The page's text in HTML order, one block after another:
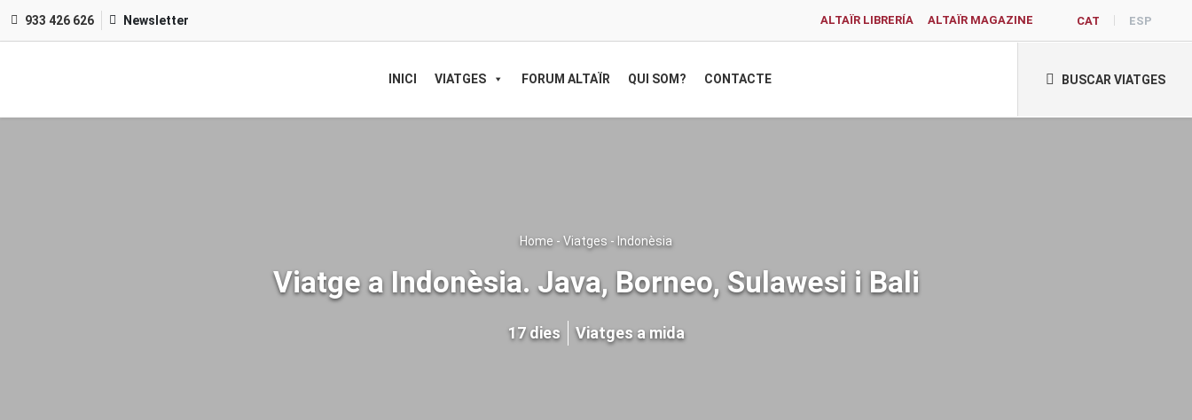
933 426 626 Newsletter ALTAÏR LIBRERÍA ALTAÏR MAGAZINE CAT ESP
INICI VIATGES FORUM ALTAÏR QUI SOM? CONTACTE BUSCAR VIATGES
Home - Viatges - Indonèsia
Viatge a Indonèsia. Java, Borneo, Sulawesi i Bali
17 dies Viatges a mida